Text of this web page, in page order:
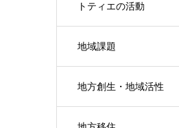
トティエの活動
地域課題
地方創生・地域活性